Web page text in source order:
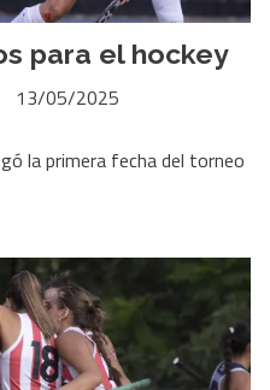
para el hockey
13/05/2025
la primera fecha del torneo